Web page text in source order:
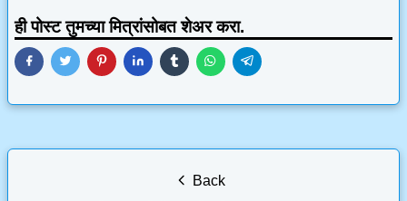
ही पोस्ट तुमच्या मित्रांसोबत शेअर करा.
Back